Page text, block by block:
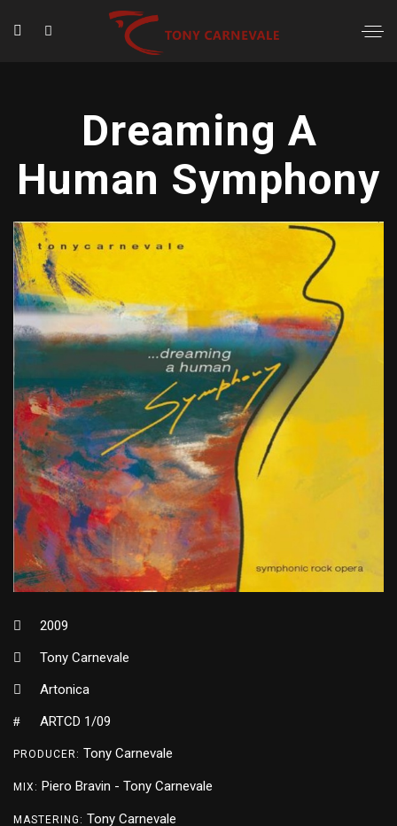
Dreaming A
Human Symphony
2009
Tony Carnevale
Artonica
ARTCD 1/09
PRODUCER: Tony Carnevale
MIX: Piero Bravin - Tony Carnevale
MASTERING: Tony Carnevale